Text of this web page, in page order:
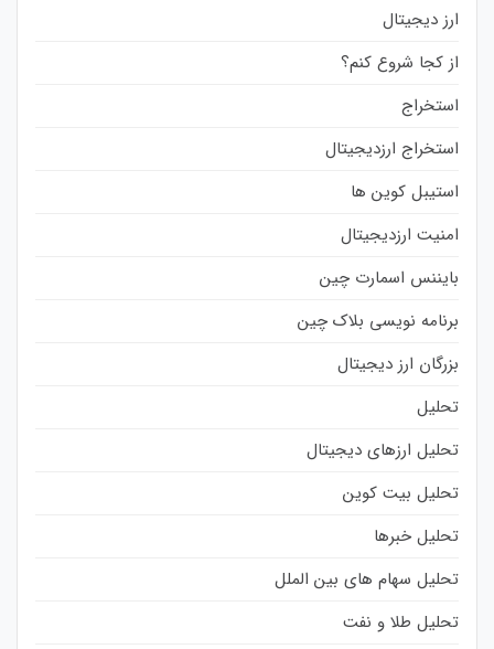
ارز دیجیتال
از کجا شروع کنم؟
استخراج
استخراج ارزدیجیتال
استیبل کوین ها
امنیت ارزدیجیتال
بایننس اسمارت چین
برنامه نویسی بلاک چین
بزرگان ارز دیجیتال
تحلیل
تحلیل ارزهای دیجیتال
تحلیل بیت کوین
تحلیل خبرها
تحلیل سهام های بین الملل
تحلیل طلا و نفت